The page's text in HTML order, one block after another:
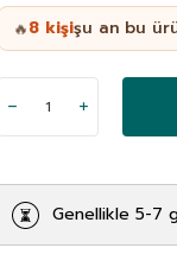
🔥8 kişişu an bu
Genellikle 5-7